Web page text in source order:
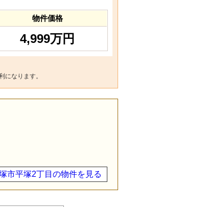
物件価格
4,999万円
になります。
市平塚2丁目の物件を見る